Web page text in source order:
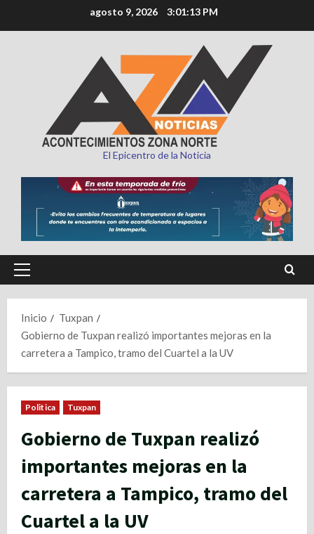
al
agosto 9, 2026 3:01:14 PM
El Epicentro de la Noticia
Menú
Inicio
Tuxpan
Gobierno de Tuxpan realizó importantes mejoras en la
carretera a Tampico, tramo del Cuartel a la UV
Politica Tuxpan
Gobierno de Tuxpan realizó
importantes mejoras en la
carretera a Tampico, tramo del
Cuartel a la UV